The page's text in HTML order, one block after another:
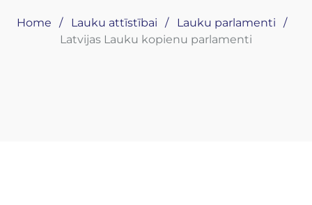
Home Lauku attīstībai
Lauku parlamenti
Latvijas Lauku kopienu parlamenti